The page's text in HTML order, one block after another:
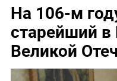
На 106-м
старейший в
Великой